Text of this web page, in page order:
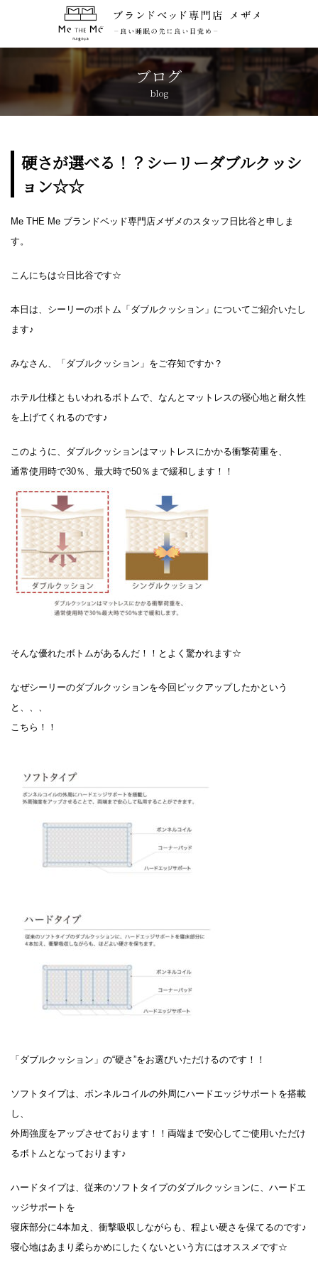
ブログ
blog
硬さが選べる！？シーリーダブルクッシ
ョン☆☆
Me THE Me ブランドベッド専門店メザメのスタッフ日比谷と申しま
す。
こんにちは☆日比谷です☆
本日は、シーリーのボトム「ダブルクッション」についてご紹介いたし
ます♪
みなさん、「ダブルクッション」をご存知ですか？
ホテル仕様ともいわれるボトムで、なんとマットレスの寝心地と耐久性
を上げてくれるのです♪
このように、ダブルクッションはマットレスにかかる衝撃荷重を、
通常使用時で30％、最大時で50％まで緩和します！！
そんな優れたボトムがあるんだ！！とよく驚かれます☆
なぜシーリーのダブルクッションを今回ピックアップしたかという
と、、、
こちら！！
「ダブルクッション」の“硬さ”をお選びいただけるのです！！
ソフトタイプは、ボンネルコイルの外周にハードエッジサポートを搭載
し、
外周強度をアップさせております！！両端まで安心してご使用いただけ
るボトムとなっております♪
ハードタイプは、従来のソフトタイプのダブルクッションに、ハードエ
ッジサポートを
寝床部分に4本加え、衝撃吸収しながらも、程よい硬さを保てるのです♪
寝心地はあまり柔らかめにしたくないという方にはオススメです☆
トップページ TOP
CONCEPT
アクセス
ブログ
おしらせ NEWS